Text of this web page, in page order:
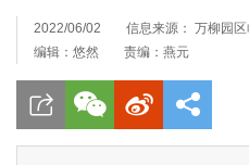
2022/06/02
信息来源： 万柳园
编辑：悠然
责编：燕元